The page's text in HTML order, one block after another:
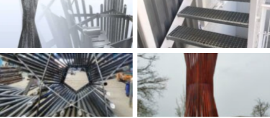
Sin leyenda Sin leyenda
Sin leyenda Sin leyenda